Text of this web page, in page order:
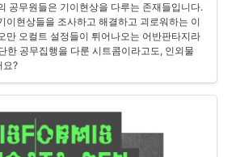
공무원들은 기이현상을 다루는 존재들입니다.
이현상들을 조사하고 해결하고 괴로워하는 이
만 오컬트 설정들이 튀어나오는 어반판타지라
한 공무집행을 다룬 시트콤이라고도, 인외물
요?